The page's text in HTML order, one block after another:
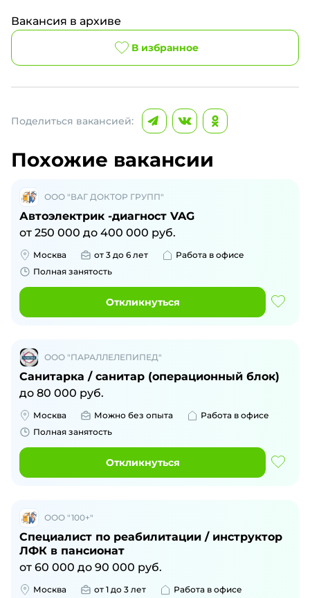
Вакансия в архиве
В избранное
Поделиться вакансией:
Похожие вакансии
ООО "ВАГ ДОКТОР ГРУПП"
Автоэлектрик -диагност VAG
от 250 000 до 400 000 руб.
Москва от 3 до 6 лет
Работа в офисе
Полная занятость
Откликнуться
ООО "ПАРАЛЛЕЛЕПИПЕД"
Санитарка / санитар (операционный блок)
до 80 000 руб.
Москва Можно без опыта
Работа в офисе
Полная занятость
Откликнуться
ООО "100+"
Специалист по реабилитации / инструктор
ЛФК в пансионат
от 60 000 до 90 000 руб.
Москва от 1 до 3 лет Работа в офисе